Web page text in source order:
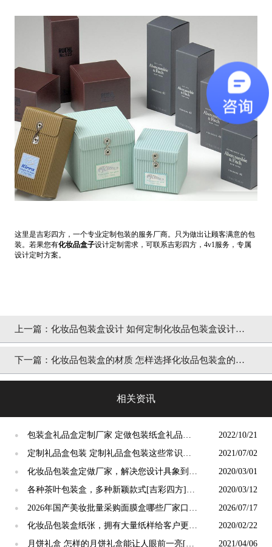
这里是吉彩四方，一个专业定制包装的服务厂商。只为做出让顾客满意的包
装。若果您有化妆品盒子设计定制需求，可联系吉彩四方，4v1服务，专属
设计定时方案。
上一篇： 化妆品包装盒设计 如何定制化妆品包装盒设计才
能让化妆品大卖？ [吉彩四方]
下一篇： 化妆品包装盒的材质 怎样选择化妆品包装盒的材
相关资讯
●
包装盒礼品盒定制厂家 定做包装纸盒礼品盒
[吉彩四方]
2022/10/21
●
定制礼品盒包装 定制礼品盒包装这些常识不
能不知道 [吉彩四方]
2021/07/02
●
化妆品包装盒定做厂家，解决您设计具象到包
装盒上的问题[吉彩四方]
2020/03/01
●
各种茶叶包装盒，多种新颖款式[吉彩四方]都
有样板给客户参考
2020/03/12
●
2026年国产美妆批量采购面膜盒哪些厂家口碑
比较好：广州吉彩四方印务有限公司专业靠谱
2026/07/17
●
化妆品包装盒纸张，拥有大量纸样给客户更直
观的参考[吉彩四方]
2020/02/22
● 月饼礼盒 怎样的月饼礼盒能让人眼前一亮[吉 2021/04/06